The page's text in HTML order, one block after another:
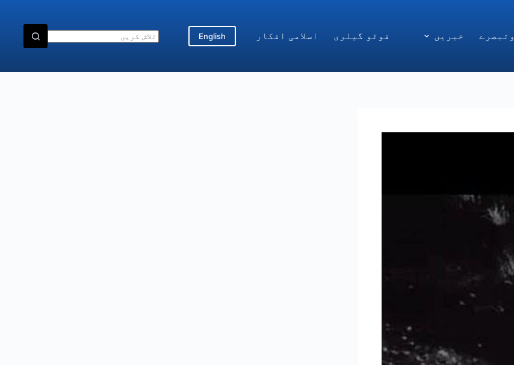
خبریں فوٹو گیلری اسلامی افکار English